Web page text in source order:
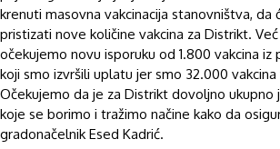
krenuti masovna vakcinacija stanovništva, da
pristizati nove količine vakcina za Distrikt.
očekujemo novu isporuku od 1.800 vakcina iz
koji smo izvršili uplatu jer smo 32.000
Očekujemo da je za Distrikt dovoljno ukupno
koje se borimo i tražimo načine kako da
gradonačelnik Esed Kadrić.